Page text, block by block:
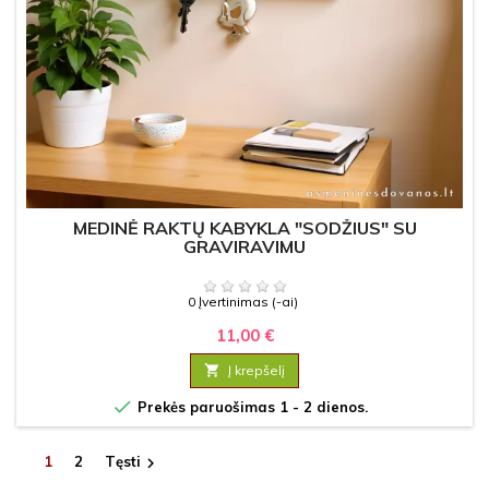
MEDINĖ RAKTŲ KABYKLA "SODŽIUS" SU
GRAVIRAVIMU
0 Įvertinimas (-ai)
11,00 €
 Į krepšelį
 Prekės paruošimas 1 - 2 dienos.
1 2 Tęsti 